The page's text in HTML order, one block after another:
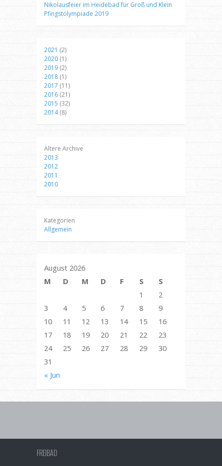
Nikolausfeier im Heidebad für Groß und Klein
Pfingstolympiade 2019
2021 (2)
2020 (1)
2019 (2)
2018 (1)
2017 (11)
2016 (21)
2015 (32)
2014(8)
Ältere Archive
2013
2012
2011
2010
Kategorien
Allgemein
August 2026
M
D M D F S S
« Jun
1
2
3
4 5 6 7 8
9
10
11 12 13 14 15
16
17
18 19 20 21 22
23
24
25 26 27 28 29
30
31
FREIBAD